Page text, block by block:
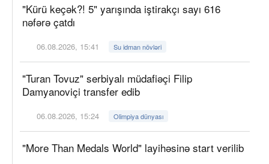
"Kürü keçək?! 5" yarışında iştirakçı sayı 616
nəfərə çatdı
06.08.2026, 15:41 Su idman növləri
"Turan Tovuz" serbiyalı müdafiəçi Filip
Damyanoviçi transfer edib
06.08.2026, 15:24 Olimpiya dünyası
"More Than Medals World" layihəsinə start verilib